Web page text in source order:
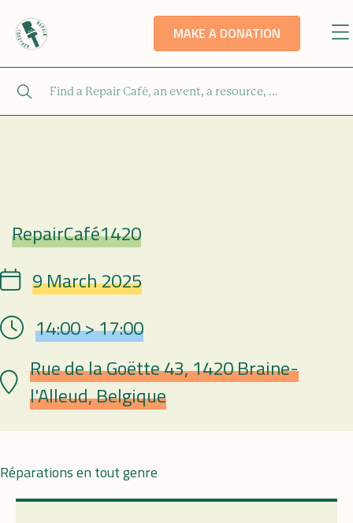
MAKE A DONATION
Repair Café
RepairCafé1420
Date 9 March 2025
Hour 14:00 > 17:00
Lieu Rue de la Goëtte 43, 1420 Braine-
l'Alleud, Belgique
Réparations en tout genre